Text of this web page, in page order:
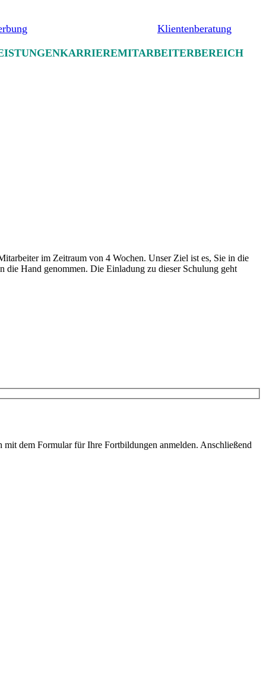
Klientenberatung
KARRIEREMITARBEITERBEREICH
im Zeitraum von 4 Wochen. Unser Ziel ist es, Sie in die
die Hand genommen. Die Einladung zu dieser Schulung geht
dem Formular für Ihre Fortbildungen anmelden. Anschließend